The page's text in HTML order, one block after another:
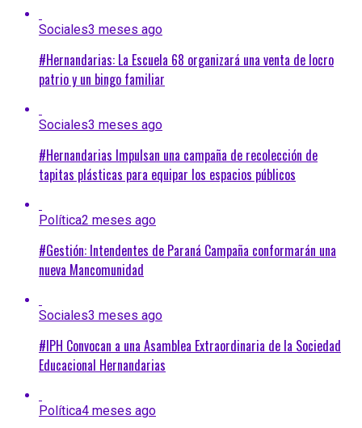
Sociales3 meses ago
#Hernandarias: La Escuela 68 organizará una venta de locro
patrio y un bingo familiar
Sociales3 meses ago
#Hernandarias Impulsan una campaña de recolección de
tapitas plásticas para equipar los espacios públicos
Política2 meses ago
#Gestión: Intendentes de Paraná Campaña conformarán una
nueva Mancomunidad
Sociales3 meses ago
#IPH Convocan a una Asamblea Extraordinaria de la Sociedad
Educacional Hernandarias
Política4 meses ago